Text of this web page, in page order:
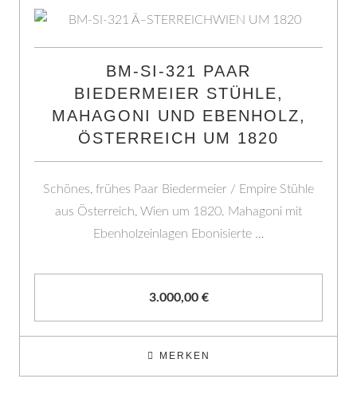
BM-SI-321 PAAR
BIEDERMEIER STÜHLE,
MAHAGONI UND EBENHOLZ,
ÖSTERREICH UM 1820
Schönes, frühes Paar Biedermeier / Empire Stühle
aus Österreich, Wien um 1820. Mahagoni mit
Ebenholzeinlagen Ebonisierte …
3.000,00 €
MERKEN